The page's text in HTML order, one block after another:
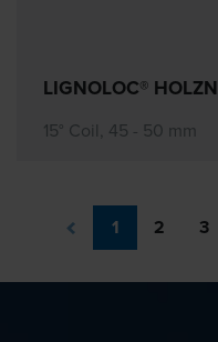
LIGNOLOC®
15° Coil, 45 - 50 mm
1 2 3